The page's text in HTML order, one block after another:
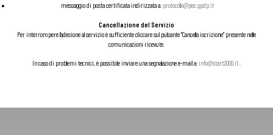
messaggio di posta certificata indirizzata a: protocollo@pec.gpdp.it
Cancellazione del Servizio
Per interrompere l’adesione al servizio è sufficiente cliccare sul pulsante "Cancella iscrizione" presente nelle
comunicazioni ricevute.
In caso di problemi tecnici, è possibile inviare una segnalazione e-mail a:info@start2000.it